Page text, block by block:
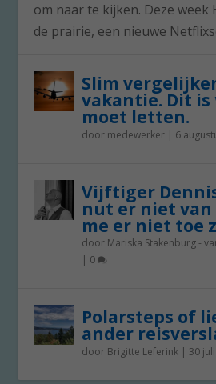
om naar te kijken. Deze week
de prairie, een nieuwe
Slim
vakantie. Dit is
moet letten.
door medewerker | 6
Vijftiger
nut er niet
me er niet toe
door Mariska Stakenburg -
| 0
Polarsteps of
ander
door Brigitte Leferink | 30